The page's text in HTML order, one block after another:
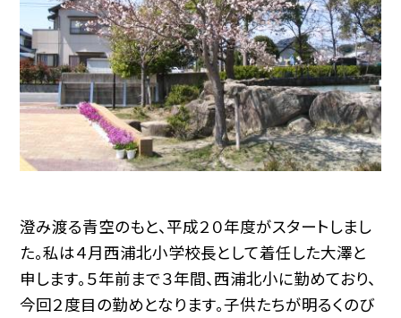
澄み渡る青空のもと、平成２０年度がスタートしまし
た。私は４月西浦北小学校長として着任した大澤と
申します。５年前まで３年間、西浦北小に勤めており、
今回２度目の勤めとなります。子供たちが明るくのび